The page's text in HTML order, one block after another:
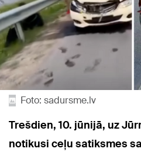
Foto: sadursme.lv
Trešdien, 10. jūnijā, uz
notikusi ceļu satiksmes